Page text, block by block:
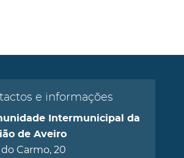
e informações
Intermunicipal da
de Aveiro
Carmo, 20